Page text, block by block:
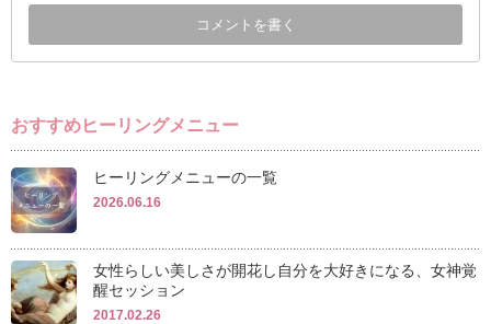
おすすめヒーリングメニュー
ヒーリングメニューの一覧
2026.06.16
女性らしい美しさが開花し自分を大好きになる、女神覚
醒セッション
2017.02.26